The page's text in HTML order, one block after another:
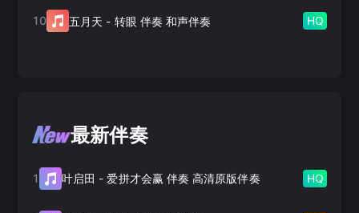
10 五月天 - 转眼 伴奏 和声伴奏 HQ
最新伴奏
1 叶启田 -爱拼才会赢 伴奏 高清原版伴奏 HQ